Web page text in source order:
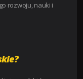
rozwoju, nauki i